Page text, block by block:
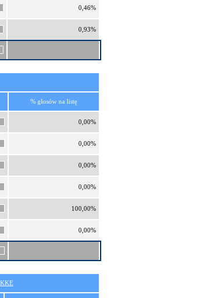
0,46%
0,93%
% głosów na listę
0,00%
0,00%
0,00%
0,00%
100,00%
0,00%